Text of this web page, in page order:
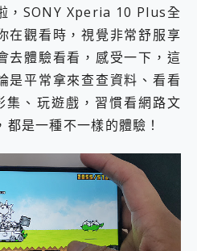
，SONY Xperia 10 Plus全
在觀看時，視覺非常舒服享
去體驗看看，感受一下，這
是平常拿來查查資料、看看
、玩遊戲，習慣看網路文
是一種不一樣的體驗！